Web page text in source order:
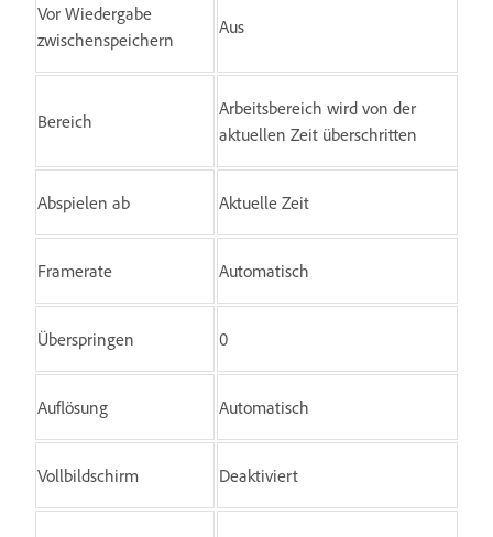
Vor Wiedergabe
zwischenspeichern
Aus
Bereich
Arbeitsbereich wird von der
aktuellen Zeit überschritten
Abspielen ab Aktuelle Zeit
Framerate Automatisch
Überspringen 0
Auflösung Automatisch
Vollbildschirm Deaktiviert